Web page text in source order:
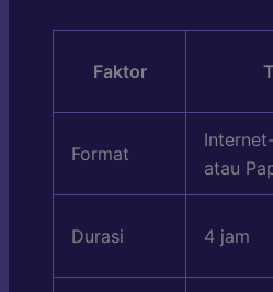
Faktor
Format
atau
Durasi 4 jam